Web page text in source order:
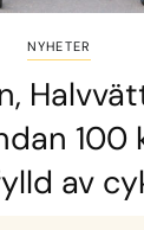
NYHETER
100
av